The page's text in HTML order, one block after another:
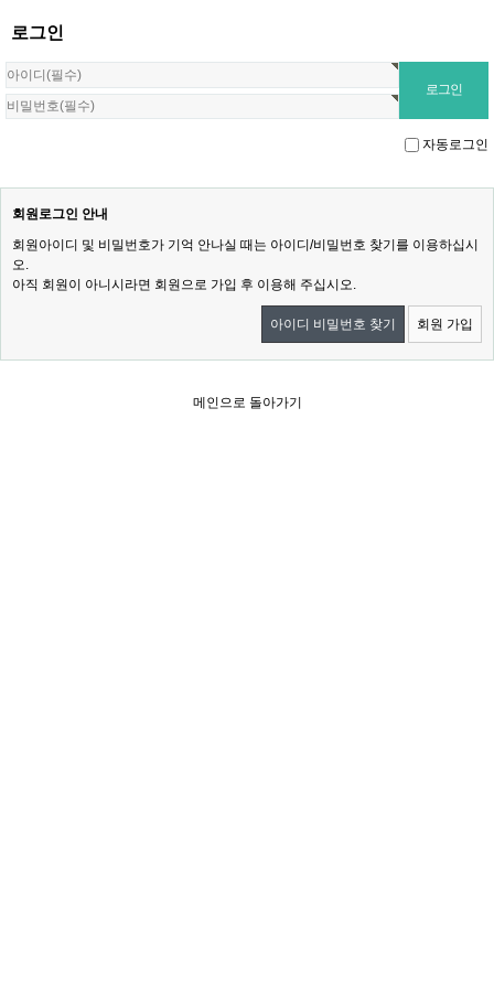
로그인
자동로그인
회원로그인 안내
회원아이디 및 비밀번호가 기억 안나실 때는 아이디/비밀번호 찾기를 이용하십시
오.
아직 회원이 아니시라면 회원으로 가입 후 이용해 주십시오.
아이디 비밀번호 찾기 회원 가입
메인으로 돌아가기